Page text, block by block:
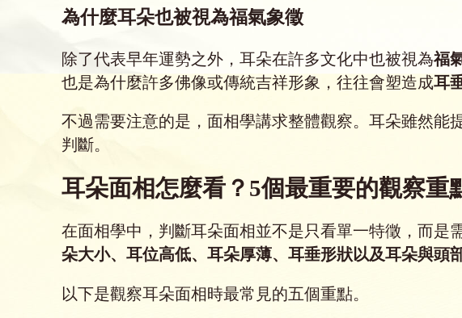
為什麼耳朵也被視為福氣象徵
除了代表早年運勢之外，耳朵在許多文化中也被視為福
也是為什麼許多佛像或傳統吉祥形象，往往會塑造成耳
不過需要注意的是，面相學講求整體觀察。耳朵雖然能
判斷。
耳朵面相怎麼看？5個最重要的觀察重
在面相學中，判斷耳朵面相並不是只看單一特徵，而是
朵大小、耳位高低、耳朵厚薄、耳垂形狀以及耳朵與頭
以下是觀察耳朵面相時最常見的五個重點。